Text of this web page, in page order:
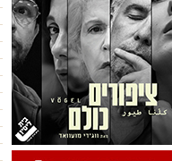
מופעים
פסטיבל אשה 2018-תיאטרון
פסטיבל בין שמיים וארץ 2018-
מופעים
פסטיבל בתנועה- דרך גוף
BodyWays-אירועי הפסטיבל
פסטיבל האביב הבינלאומי
2017-מוזיקה
פסטיבל האביב הבינלאומי
2017-מחול
פסטיבל העוד בצוותא 2014-